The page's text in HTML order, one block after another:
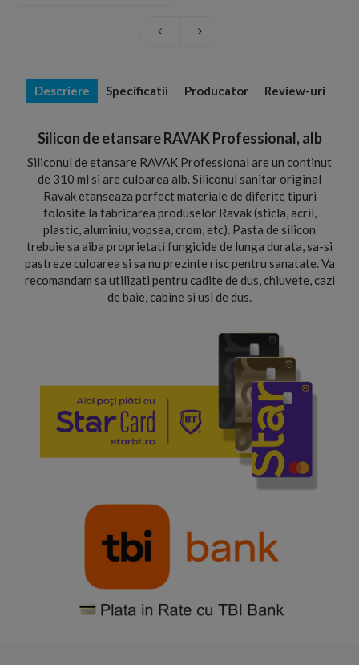
Descriere Specificatii Producator Review-uri
Silicon de etansare RAVAK Professional, alb
Siliconul de etansare RAVAK Professional are un continut
de 310 ml si are culoarea alb. Siliconul sanitar original
Ravak etanseaza perfect materiale de diferite tipuri
folosite la fabricarea produselor Ravak (sticla, acril,
plastic, aluminiu, vopsea, crom, etc). Pasta de silicon
trebuie sa aiba proprietati fungicide de lunga durata, sa-si
pastreze culoarea si sa nu prezinte risc pentru sanatate. Va
recomandam sa utilizati pentru cadite de dus, chiuvete, cazi
de baie, cabine si usi de dus.